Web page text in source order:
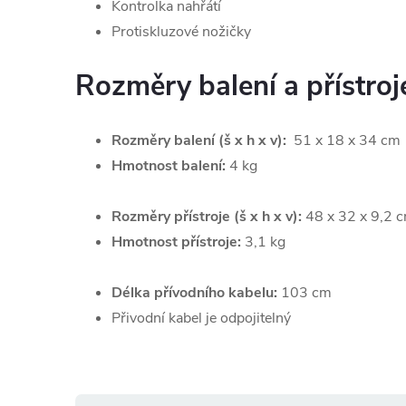
Kontrolka nahřátí
Protiskluzové nožičky
Rozměry balení a
Rozměry balení (š x h x v): 51 x 18 x 34 cm
Hmotnost balení: 4 kg
Rozměry přístroje (š x h x v): 48 x 32 x 9,2
Hmotnost přístroje: 3,1 kg
Délka přívodního kabelu: 103 cm
Přivodní kabel je odpojitelný